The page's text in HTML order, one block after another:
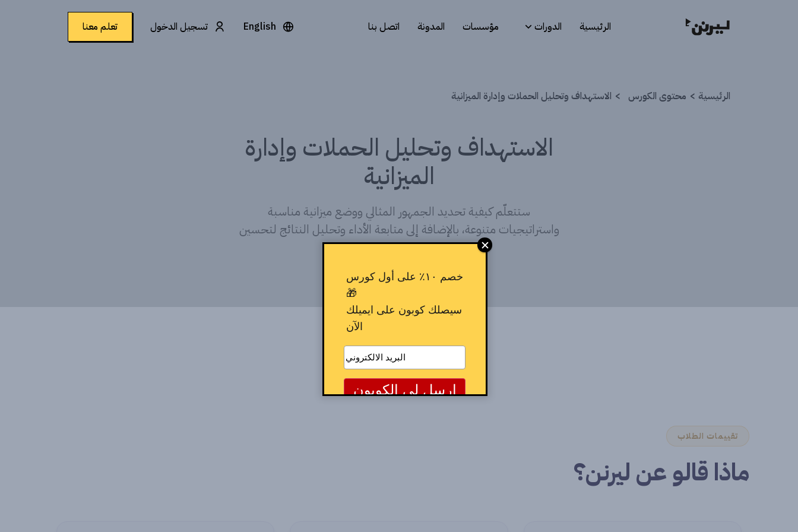
الرئيسية الدورات مؤسسات المدونة اتصل بنا English تسجيل الدخول تعلم معنا
الرئيسية محتوى الكورس الاستهداف وتحليل الحملات وإدارة الميزانية
الاستهداف وتحليل الحملات وإدارة
الميزانية
ستتعلّم كيفية تحديد الجمهور المثالي ووضع ميزانية مناسبة
واستراتيجيات متنوعة، بالإضافة إلى متابعة الأداء وتحليل النتائج لتحسين
الحملات باستمرار وتحقيق ROI.
تقييمات الطلاب
ماذا قالو عن ليرنن؟
خصم ١٠٪ على أول كورس
🎁
سيصلك كوبون على ايميلك
الآن